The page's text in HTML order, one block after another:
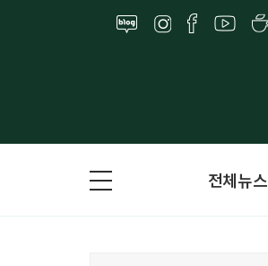
전체뉴스